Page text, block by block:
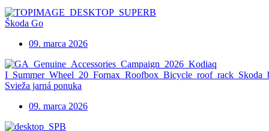
Škoda Go
09. marca 2026
Svieža jarná ponuka
09. marca 2026